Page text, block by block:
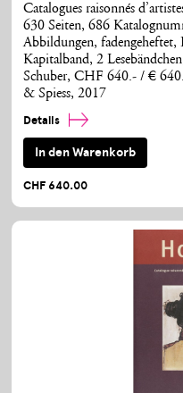
Catalogues raisonnés
630 Seiten, 686
Abbildungen, fadengeheftet,
Kapitalband, 2
Schuber, CHF 640.- / €
& Spiess, 2017
Details
In den Warenkorb
CHF 640.00